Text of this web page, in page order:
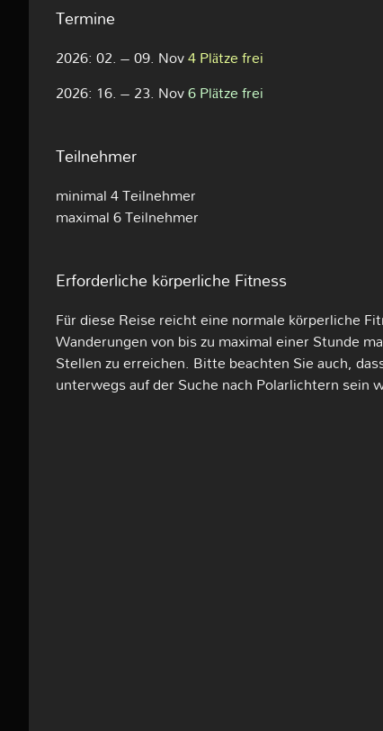
Termine
2026: 02. – 09. Nov4 Plätze frei
2026: 16. – 23. Nov6 Plätze frei
Teilnehmer
minimal 4 Teilnehmer
maximal 6 Teilnehmer
Erforderliche körperliche Fitness
Für diese Reise reicht eine normale körperliche
Wanderungen von bis zu maximal einer Stunde
Stellen zu erreichen. Bitte beachten Sie auch,
unterwegs auf der Suche nach Polarlichtern sein